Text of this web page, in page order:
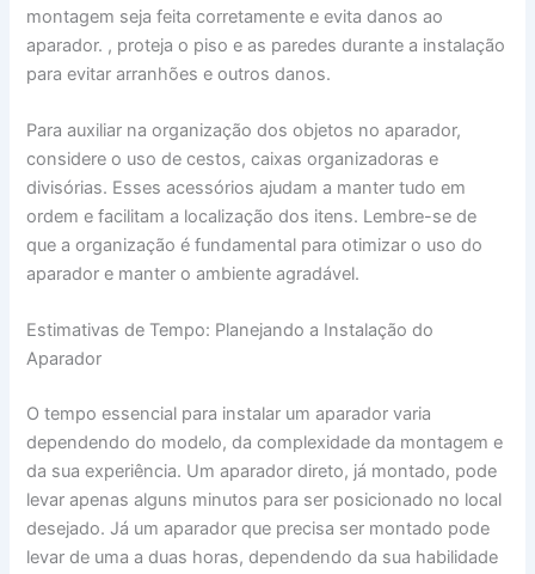
montagem seja feita corretamente e evita danos ao
aparador. , proteja o piso e as paredes durante a instalação
para evitar arranhões e outros danos.
Para auxiliar na organização dos objetos no aparador,
considere o uso de cestos, caixas organizadoras e
divisórias. Esses acessórios ajudam a manter tudo em
ordem e facilitam a localização dos itens. Lembre-se de
que a organização é fundamental para otimizar o uso do
aparador e manter o ambiente agradável.
Estimativas de Tempo: Planejando a Instalação do
Aparador
O tempo essencial para instalar um aparador varia
dependendo do modelo, da complexidade da montagem e
da sua experiência. Um aparador direto, já montado, pode
levar apenas alguns minutos para ser posicionado no local
desejado. Já um aparador que precisa ser montado pode
levar de uma a duas horas, dependendo da sua habilidade